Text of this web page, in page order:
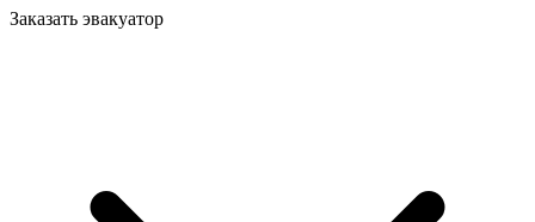
Заказать эвакуатор